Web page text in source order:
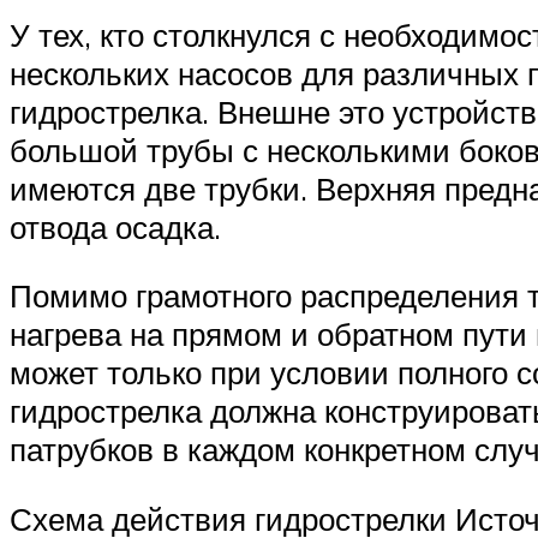
У тех, кто столкнулся с
нескольких насосов для различных
гидрострелка. Внешне это
большой трубы с несколькими
имеются две трубки. Верхняя
отвода осадка.
Помимо грамотного распределения
нагрева на прямом и обратном
может только при условии полного
гидрострелка должна
патрубков в каждом конкретном
Схема действия гидрострелки